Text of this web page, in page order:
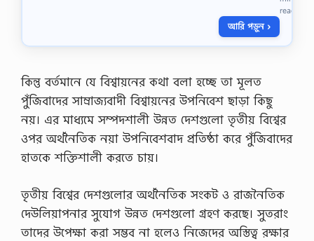
স
ক
তা
ক
র্পো
ধ্যে
র্থ
চ
ব্য
ব
read
আরি পড়ুন ›
কিন্তু বর্তমানে যে বিশ্বায়নের কথা বলা হচ্ছে তা মূলত
পুঁজিবাদের সাম্রাজ্যবাদী বিশ্বায়নের উপনিবেশ ছাড়া কিছু
নয়। এর মাধ্যমে সম্পদশালী উন্নত দেশগুলো তৃতীয় বিশ্বের
ওপর অর্থনৈতিক নয়া উপনিবেশবাদ প্রতিষ্ঠা করে পুঁজিবাদের
হাতকে শক্তিশালী করতে চায়।
তৃতীয় বিশ্বের দেশগুলোর অর্থনৈতিক সংকট ও রাজনৈতিক
দেউলিয়াপনার সুযোগ উন্নত দেশগুলো গ্রহণ করছে। সুতরাং
তাদের উপেক্ষা করা সম্ভব না হলেও নিজেদের অস্তিত্ব রক্ষার